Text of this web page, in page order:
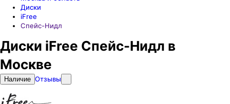
Диски
iFree
Спейс-Нидл
Диски iFree Спейс-Нидл в
Москве
Наличие Отзывы